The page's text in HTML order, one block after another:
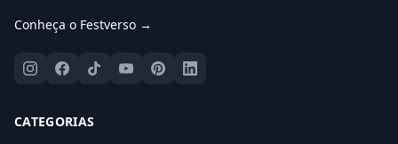
Conheça o Festverso →
CATEGORIAS